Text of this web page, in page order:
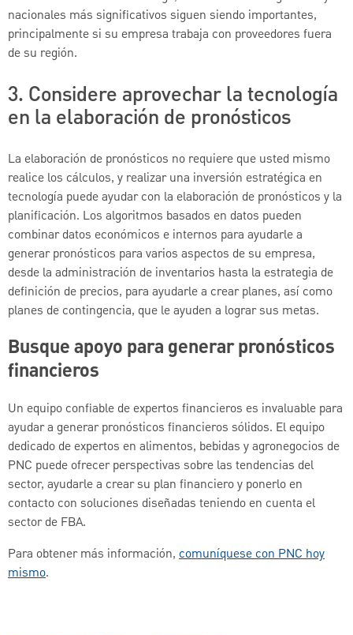
nacionales más significativos siguen siendo importantes,
principalmente si su empresa trabaja con proveedores fuera
de su región.
3. Considere aprovechar la tecnología
en la elaboración de pronósticos
La elaboración de pronósticos no requiere que usted mismo
realice los cálculos, y realizar una inversión estratégica en
tecnología puede ayudar con la elaboración de pronósticos y la
planificación. Los algoritmos basados en datos pueden
combinar datos económicos e internos para ayudarle a
generar pronósticos para varios aspectos de su empresa,
desde la administración de inventarios hasta la estrategia de
definición de precios, para ayudarle a crear planes, así como
planes de contingencia, que le ayuden a lograr sus metas.
Busque apoyo para generar pronósticos
financieros
Un equipo confiable de expertos financieros es invaluable para
ayudar a generar pronósticos financieros sólidos. El equipo
dedicado de expertos en alimentos, bebidas y agronegocios de
PNC puede ofrecer perspectivas sobre las tendencias del
sector, ayudarle a crear su plan financiero y ponerlo en
contacto con soluciones diseñadas teniendo en cuenta el
sector de FBA.
Para obtener más información, comuníquese con PNC hoy
mismo.